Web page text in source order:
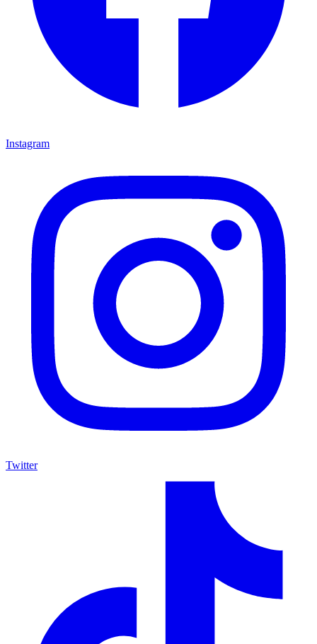
Instagram
Twitter